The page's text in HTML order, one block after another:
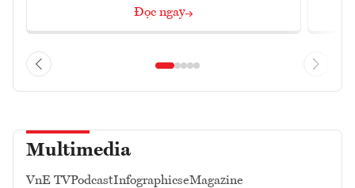
Đọc ngay
Multimedia
VnE TVPodcastInfographicseMagazine